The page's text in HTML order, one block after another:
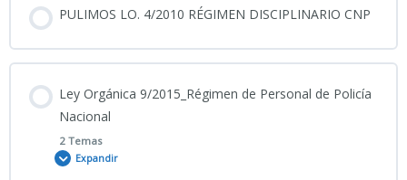
PULIMOS LO. 4/2010 RÉGIMEN DISCIPLINARIO CNP
Ley Orgánica 9/2015_Régimen de Personal de Policía
Nacional
2 Temas
Expandir